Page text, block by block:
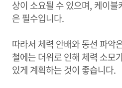
상이 소요될 수 있으며, 케이
은 필수입니다.
따라서 체력 안배와 동선 파악
철에는 더위로 인해 체력 소모
있게 계획하는 것이 좋습니다.